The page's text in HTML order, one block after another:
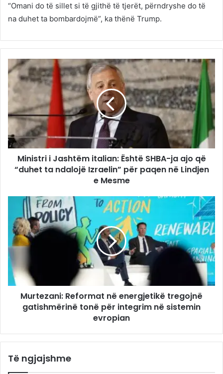
“Omani do të sillet si të gjithë të tjerët, përndryshe do të
na duhet ta bombardojmë”, ka thënë Trump.
Ministri i Jashtëm italian: Është SHBA-ja ajo që
“duhet ta ndalojë Izraelin” për paqen në Lindjen
e Mesme
Murtezani: Reformat në energjetikë tregojnë
gatishmërinë tonë për integrim në sistemin
evropian
Të ngjajshme